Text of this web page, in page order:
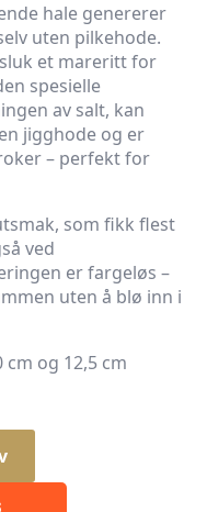
hale genererer
uten pilkehode.
et mareritt for
spesielle
av salt, kan
jigghode og er
– perfekt for
som fikk flest
ved
er fargeløs –
uten å blø inn i
og 12,5 cm